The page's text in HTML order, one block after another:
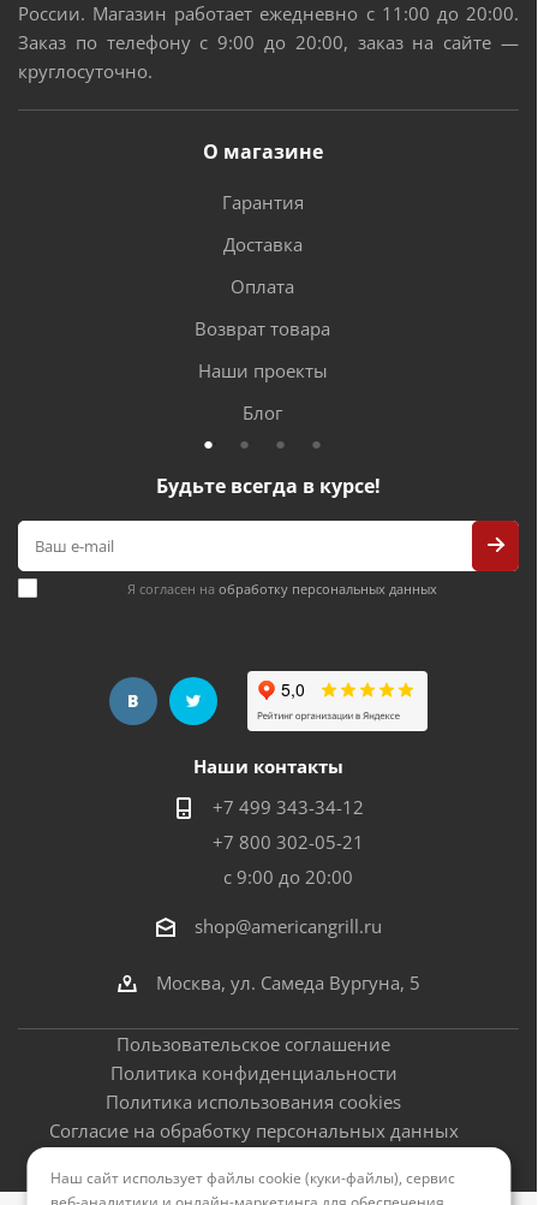
России. Магазин работает ежедневно с 11:00 до 20:00.
Заказ по телефону с 9:00 до 20:00, заказ на сайте —
круглосуточно.
О магазине
Гарантия
Доставка
Оплата
Возврат товара
Наши проекты
Блог
Будьте всегда в курсе!
Я согласен на обработку персональных данных
Наши контакты
+7 499 343-34-12
+7 800 302-05-21
с 9:00 до 20:00
shop@americangrill.ru
Москва, ул. Самеда Вургуна, 5
Пользовательское соглашение
Политика конфиденциальности
Политика использования cookies
Согласие на обработку персональных данных
Наш сайт использует файлы cookie (куки-файлы), сервис